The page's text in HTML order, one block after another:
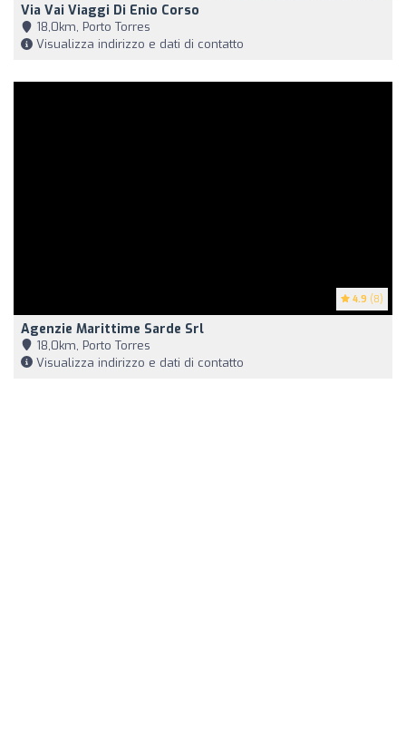
Via Vai Viaggi Di Enio Corso
18,0km, Porto Torres
Visualizza indirizzo e dati di contatto
4.9 (8)
Agenzie Marittime Sarde Srl
18,0km, Porto Torres
Visualizza indirizzo e dati di contatto